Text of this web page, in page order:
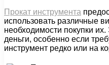
Прокат инструмента
использовать различные
необходимости покупки
деньги, особенно если
инструмент редко или на